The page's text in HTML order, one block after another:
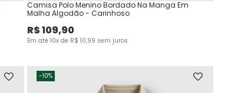
Camisa Polo Menino Bordado Na Manga Em
Malha Algodão - Carinhoso
R$109,90
Em até10x de R$ 10,99 sem juros
-10%